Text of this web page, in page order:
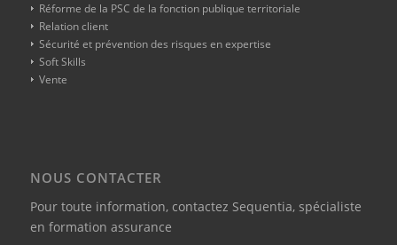
Réforme de la PSC de la fonction publique territoriale
Relation client
Sécurité et prévention des risques en expertise
Soft Skills
Vente
NOUS CONTACTER
Pour toute information, contactez Sequentia, spécialiste
en formation assurance